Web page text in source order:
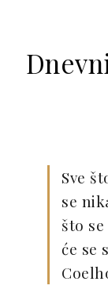
Sve
se
što
će se